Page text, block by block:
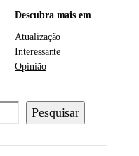
Descubra mais em
Atualização
Interessante
Opinião
Pesquisar